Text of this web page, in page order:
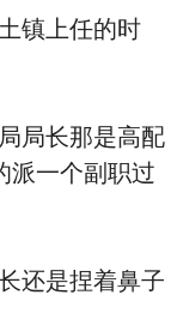
镇上任的时
长那是高配
派一个副职过
是捏着鼻子